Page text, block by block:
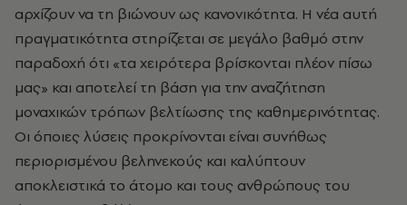
αρχίζουν να τη βιώνουν ως κανονικότητα. Η νέα αυτή
πραγματικότητα στηρίζεται σε μεγάλο βαθμό στην
παραδοχή ότι «τα χειρότερα βρίσκονται πλέον πίσω
μας» και αποτελεί τη βάση για την αναζήτηση
μοναχικών τρόπων βελτίωσης της καθημερινότητας.
Οι όποιες λύσεις προκρίνονται είναι συνήθως
περιορισμένου βεληνεκούς και καλύπτουν
αποκλειστικά το άτομο και τους ανθρώπους του